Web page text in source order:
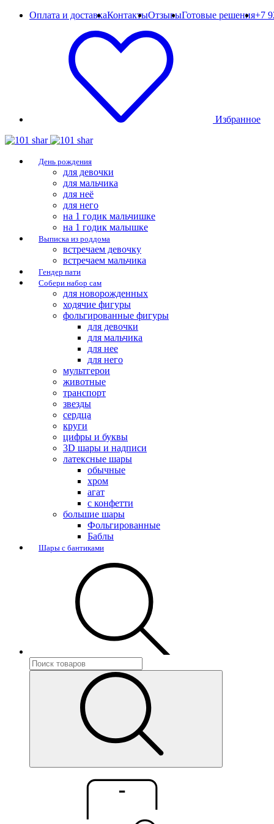
Оплата и доставкаКонтактыОтзывыГотовые решения+7
Избранное
День рождения
для девочки
для мальчика
для неё
для него
на 1 годик мальчишке
на 1 годик малышке
Выписка из роддома
встречаем девочку
встречаем мальчика
Гендер пати
Собери набор сам
для новорожденных
ходячие фигуры
фольгированные фигуры
для девочки
для мальчика
для нее
для него
мультгерои
животные
транспорт
звезды
сердца
круги
цифры и буквы
3D шары и надписи
латексные шары
обычные
хром
агат
с конфетти
большие шары
Фольгированные
Баблы
Шары с бантиками